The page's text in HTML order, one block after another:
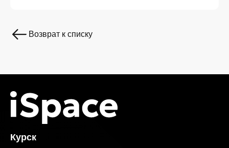
Возврат к списку
Курск